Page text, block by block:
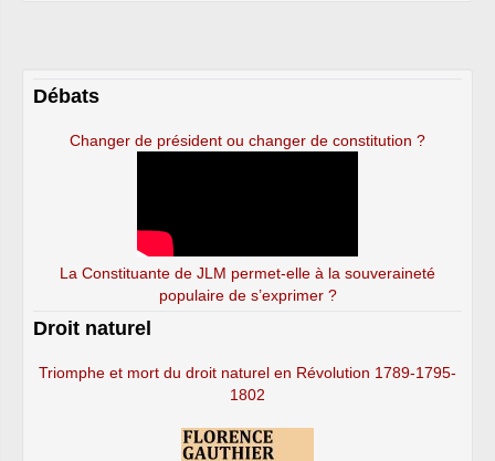
Débats
Changer de président ou changer de constitution ?
La Constituante de JLM permet-elle à la souveraineté
populaire de s’exprimer ?
Droit naturel
Triomphe et mort du droit naturel en Révolution 1789-1795-
1802